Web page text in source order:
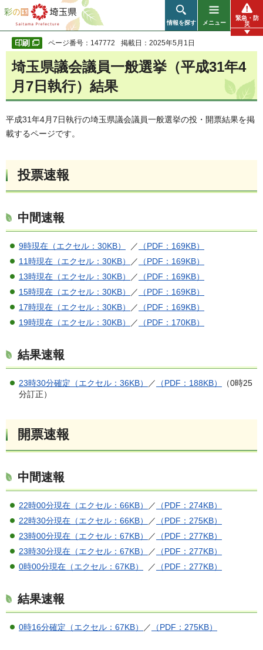
彩の国 埼玉県
情報を探す メニュー
緊急・防
災
ページ番号：147772 掲載日：2025年5月1日
埼玉県議会議員一般選挙（平成31年4
月7日執行）結果
平成31年4月7日執行の埼玉県議会議員一般選挙の投・開票結果を掲
載するページです。
投票速報
中間速報
9時現在（エクセル：30KB） ／
（PDF：169KB）
11時現在（エクセル：30KB）
／
（PDF：169KB）
13時現在（エクセル：30KB）
／
（PDF：169KB）
15時現在（エクセル：30KB）
／
（PDF：169KB）
17時現在（エクセル：30KB）
／
（PDF：169KB）
19時現在（エクセル：30KB）
／ （PDF：170KB）
結果速報
23時30分確定（エクセル：36KB） ／ （PDF：188KB）
（0時25
分訂正）
開票速報
中間速報
22時00分現在（エクセル：66KB） ／
（PDF：274KB）
22時30分現在（エクセル：66KB）
／
（PDF：275KB）
23時00分現在（エクセル：67KB）
／
（PDF：277KB）
23時30分現在（エクセル：67KB）
／
（PDF：277KB）
0時00分現在（エクセル：67KB）
／ （PDF：277KB）
結果速報
0時16分確定（エクセル：67KB） ／ （PDF：275KB）